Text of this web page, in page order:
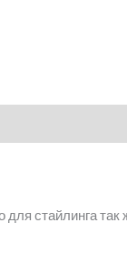
стайлинга так